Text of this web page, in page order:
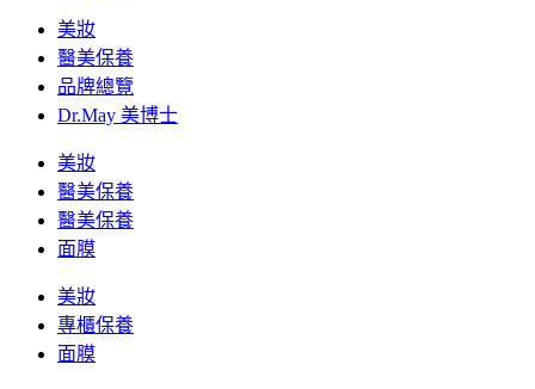
美妝
醫美保養
品牌總覽
Dr.May 美博士
美妝
醫美保養
醫美保養
面膜
美妝
專櫃保養
面膜